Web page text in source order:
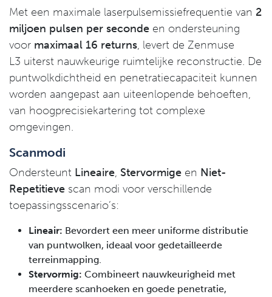
Met een maximale laserpulsemissiefrequentie van 2
miljoen pulsen per seconde en ondersteuning
voor maximaal 16 returns, levert de Zenmuse
L3 uiterst nauwkeurige ruimtelijke reconstructie. De
puntwolkdichtheid en penetratiecapaciteit kunnen
worden aangepast aan uiteenlopende behoeften,
van hoogprecisiekartering tot complexe
omgevingen.
Scanmodi
Ondersteunt Lineaire, Stervormige en Niet-
Repetitieve scan modi voor verschillende
toepassingsscenario’s:
Lineair: Bevordert een meer uniforme distributie
van puntwolken, ideaal voor gedetailleerde
terreinmapping.
Stervormig: Combineert nauwkeurigheid met
meerdere scanhoeken en goede penetratie,